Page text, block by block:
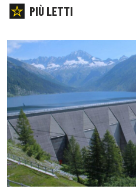
PIÙ LETTI